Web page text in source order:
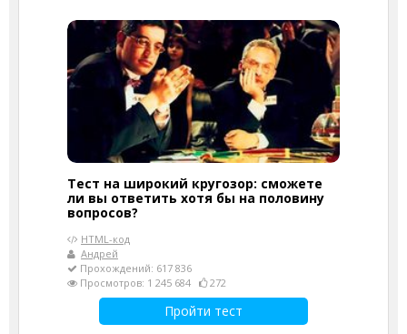
Тест на широкий кругозор: сможете
ли вы ответить хотя бы на половину
вопросов?
HTML-код
Андрей
Прохождений: 617 836
Просмотров: 1 245 684
272
Пройти тест